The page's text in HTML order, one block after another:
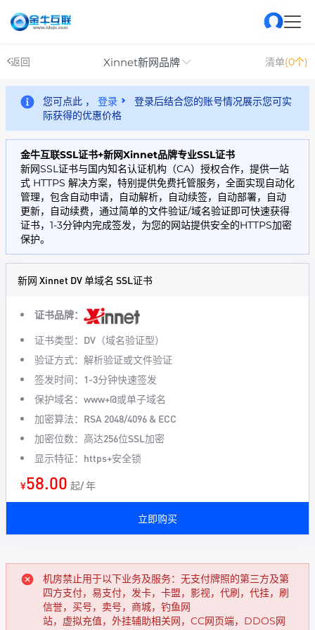
返回 Xinnet新网品牌 清单(0个)
您可点此 ， 登录
登录后结合您的账号情况展示您可实
际获得的优惠价格
金牛互联SSL证书+新网Xinnet品牌专业SSL证书
新网SSL证书与国内知名认证机构（CA）授权合作，提供一站
式 HTTPS 解决方案，特别提供免费托管服务，全面实现自动化
管理，包含自动申请，自动解析，自动续签，自动部署，自动
更新，自动续费，通过简单的文件验证/域名验证即可快速获得
证书，1-3分钟内完成签发，为您的网站提供安全的HTTPS加密
保护。
新网 Xinnet DV 单域名 SSL证书
证书品牌：
证书类型：DV（域名验证型）
验证方式：解析验证或文件验证
签发时间：1-3分钟快速签发
保护域名：www+@或单子域名
加密算法：RSA 2048/4096 & ECC
加密位数：高达256位SSL加密
显示特征：https+安全锁
¥58.00 起/ 年
立即购买
机房禁止用于以下业务及服务：无支付牌照的第三方及第
四方支付，易支付，发卡，卡盟，影视，代刷，代挂，刷
信誉，买号，卖号，商城，钓鱼网
站，虚拟充值，外挂辅助相关网，CC网页端，DDOS网